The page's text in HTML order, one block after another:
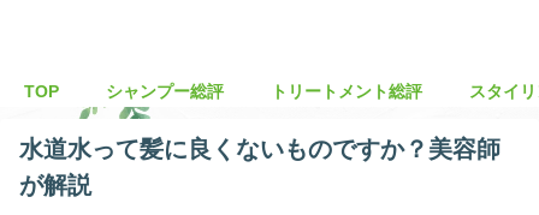
TOP シャンプー総評 トリートメント総評 スタイ
水道水って髪に良くないものですか？美容師
が解説